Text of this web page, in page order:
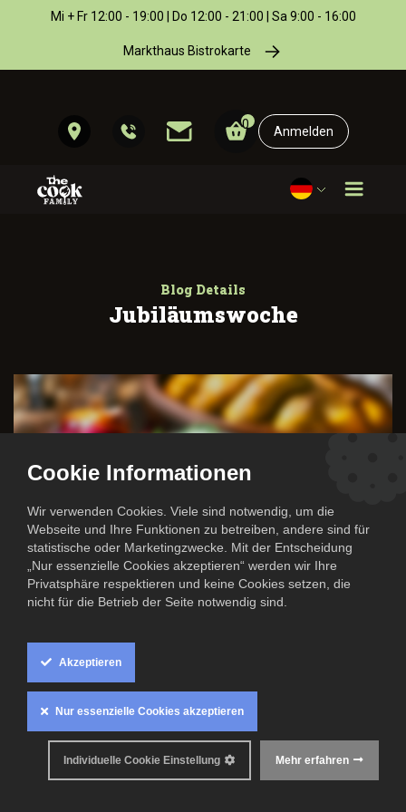
Mi + Fr 12:00 - 19:00 | Do 12:00 - 21:00 | Sa 9:00 - 16:00
Markthaus Bistrokarte
0 Anmelden
Blog Details
Jubiläumswoche
Vom 4. bis 10. November feiern wir unsere Jubiläumswoche –The
Cookie Informationen
Wir verwenden Cookies. Viele sind notwendig, um die
Webseite und Ihre Funktionen zu betreiben, andere sind für
statistische oder Marketingzwecke. Mit der Entscheidung
„Nur essenzielle Cookies akzeptieren“ werden wir Ihre
Privatsphäre respektieren und keine Cookies setzen, die
nicht für die Betrieb der Seite notwendig sind.
Akzeptieren
Nur essenzielle Cookies akzeptieren
Mehr erfahren
Individuelle Cookie Einstellung